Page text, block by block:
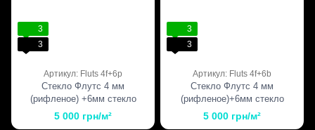
3
3
Артикул: Fluts 4f+6p
Стекло Флутс 4 мм
(рифленое) +6мм стекло
прозрачное
5 000 грн/м²
3
3
Артикул: Fluts 4f+6b
Стекло Флутс 4 мм
(рифленое)+6мм стекло
бронза
5 000 грн/м²